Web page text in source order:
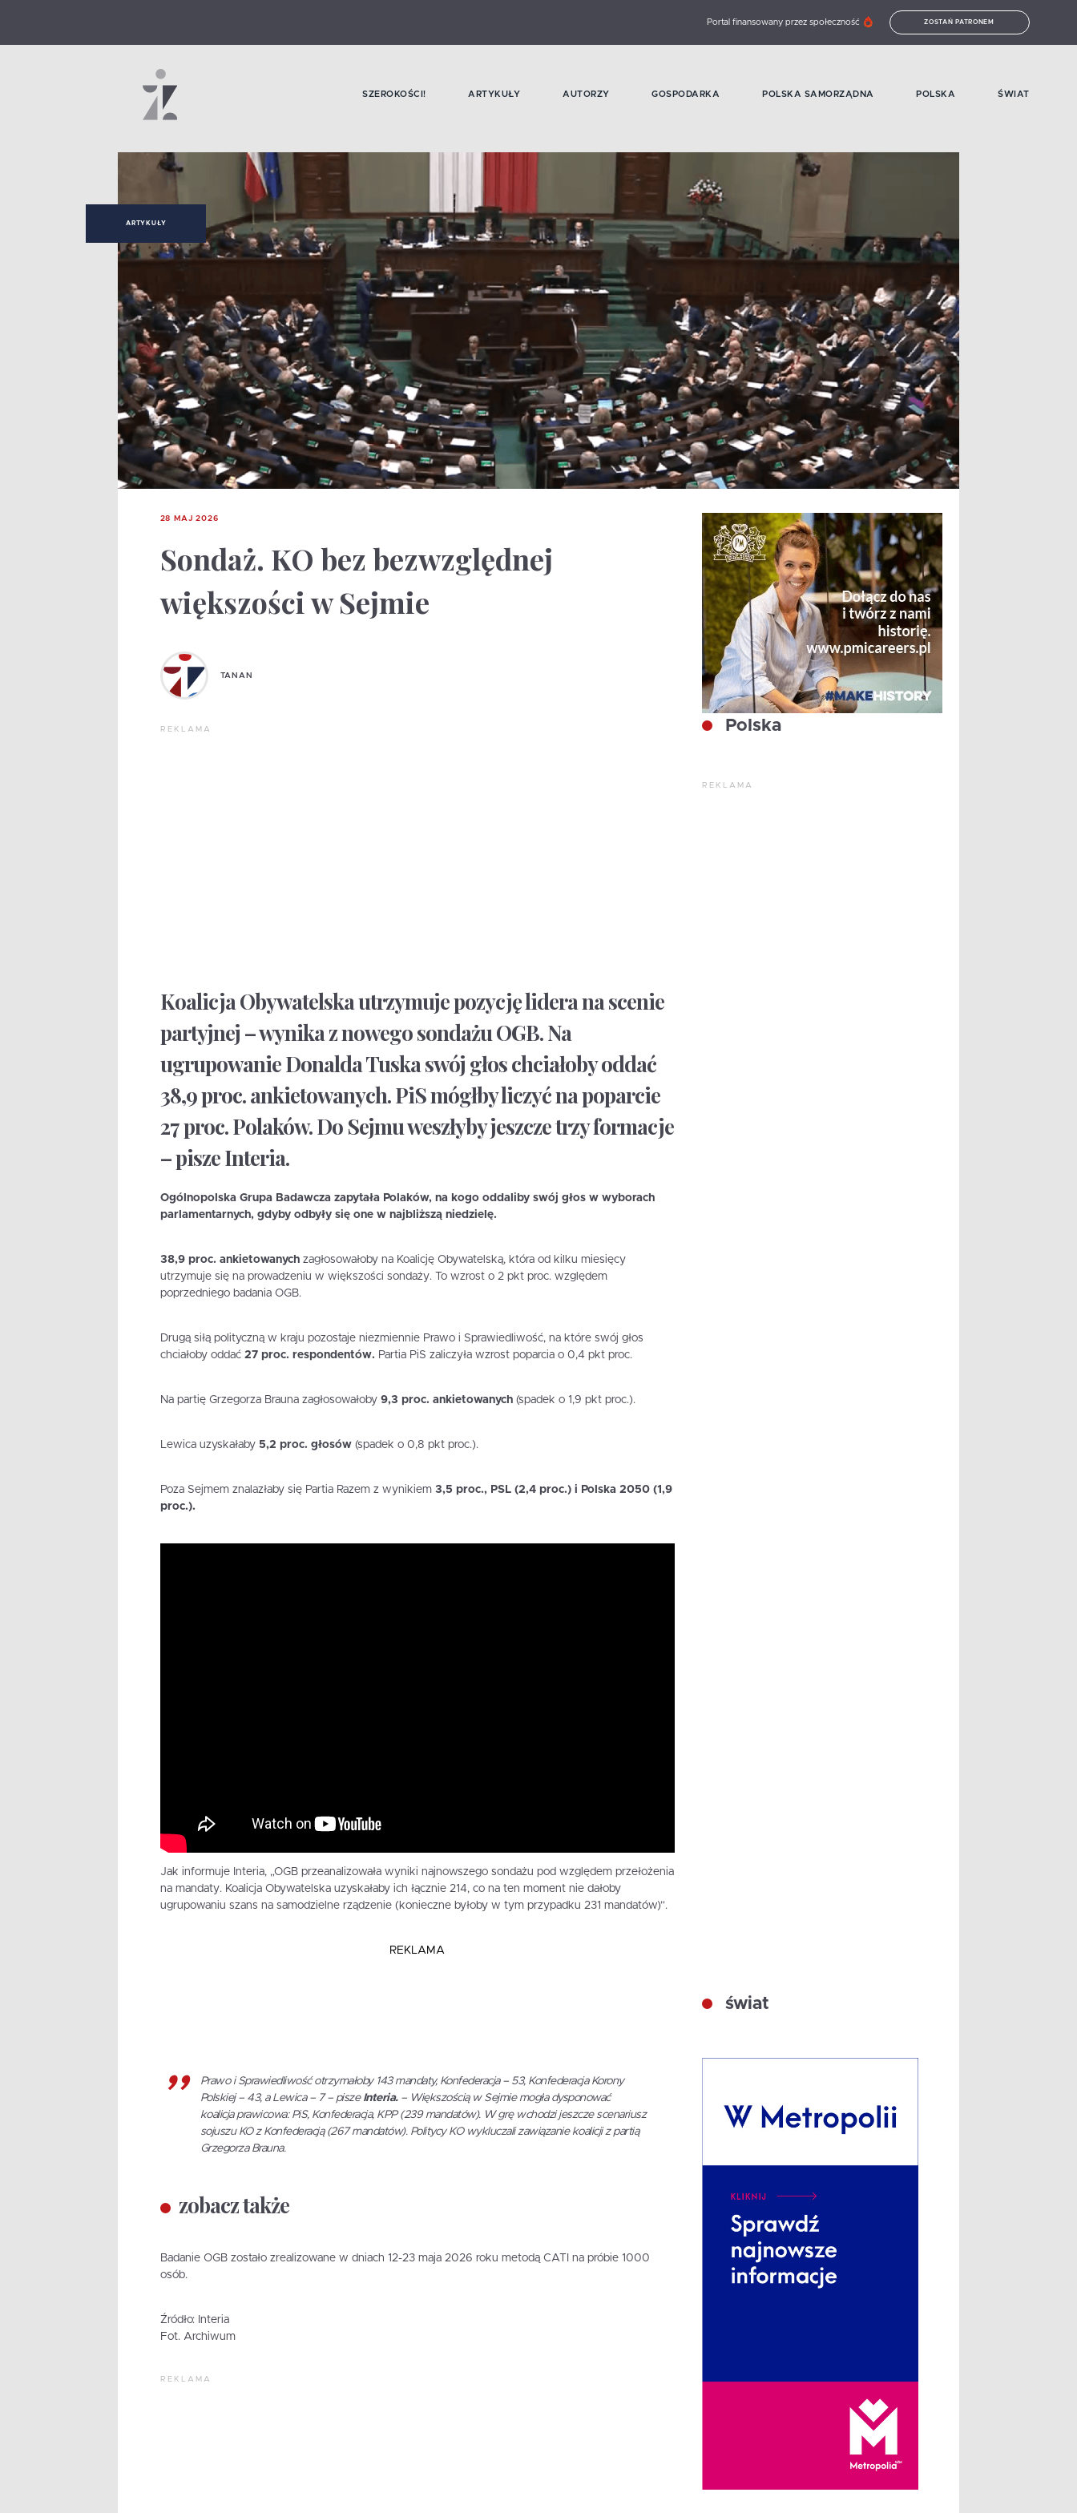
Portal finansowany przez społeczność ZOSTAŃ PATRONEM
SZEROKOŚCI! ARTYKUŁY AUTORZY GOSPODARKA POLSKA SAMORZĄDNA POLSKA ŚWIAT
ARTYKUŁY
28 MAJ 2026
Sondaż. KO bez bezwzględnej
większości w Sejmie
TANAN
REKLAMA
Koalicja Obywatelska utrzymuje pozycję lidera na scenie
partyjnej – wynika z nowego sondażu OGB. Na
ugrupowanie Donalda Tuska swój głos chciałoby oddać
38,9 proc. ankietowanych. PiS mógłby liczyć na poparcie
27 proc. Polaków. Do Sejmu weszłyby jeszcze trzy formacje
– pisze Interia.
Ogólnopolska Grupa Badawcza zapytała Polaków, na kogo oddaliby swój głos w wyborach
parlamentarnych, gdyby odbyły się one w najbliższą niedzielę.
38,9 proc. ankietowanychzagłosowałoby na Koalicję Obywatelską, która od kilku miesięcy
utrzymuje się na prowadzeniu w większości sondaży. To wzrost o 2 pkt proc. względem
poprzedniego badania OGB.
Drugą siłą polityczną w kraju pozostaje niezmiennie Prawo i Sprawiedliwość, na które swój głos
chciałoby oddać27 proc. respondentów. Partia PiS zaliczyła wzrost poparcia o 0,4 pkt proc.
Na partię Grzegorza Brauna zagłosowałoby 9,3 proc. ankietowanych(spadek o 1,9 pkt proc.).
Lewica uzyskałaby 5,2 proc. głosów (spadek o 0,8 pkt proc.).
Poza Sejmem znalazłaby się Partia Razem z wynikiem3,5 proc., PSL (2,4 proc.) i Polska 2050 (1,9
proc.).
Jak informuje Interia, „OGB przeanalizowała wyniki najnowszego sondażu pod względem przełożenia
na mandaty. Koalicja Obywatelska uzyskałaby ich łącznie 214, co na ten moment nie dałoby
ugrupowaniu szans na samodzielne rządzenie (konieczne byłoby w tym przypadku 231 mandatów)”.
REKLAMA
Prawo i Sprawiedliwość otrzymałoby 143 mandaty, Konfederacja – 53, Konfederacja Korony
Polskiej – 43, a Lewica – 7 – piszeInteria. – Większością w Sejmie mogła dysponować
koalicja prawicowa: PiS, Konfederacja, KPP (239 mandatów). W grę wchodzi jeszcze scenariusz
sojuszu KO z Konfederacją (267 mandatów). Politycy KO wykluczali zawiązanie koalicji z partią
Grzegorza Brauna.
zobacz także
Badanie OGB zostało zrealizowane w dniach 12-23 maja 2026 roku metodą CATI na próbie 1000
osób.
Źródło: Interia
Fot. Archiwum
REKLAMA
Polska
REKLAMA
świat